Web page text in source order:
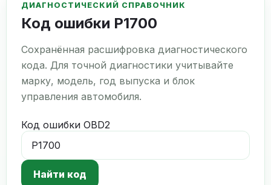
ДИАГНОСТИЧЕСКИЙ СПРАВОЧНИК
Код ошибки P1700
Сохранённая расшифровка диагностического
кода. Для точной диагностики учитывайте
марку, модель, год выпуска и блок
управления автомобиля.
Код ошибки OBD2
Найти код